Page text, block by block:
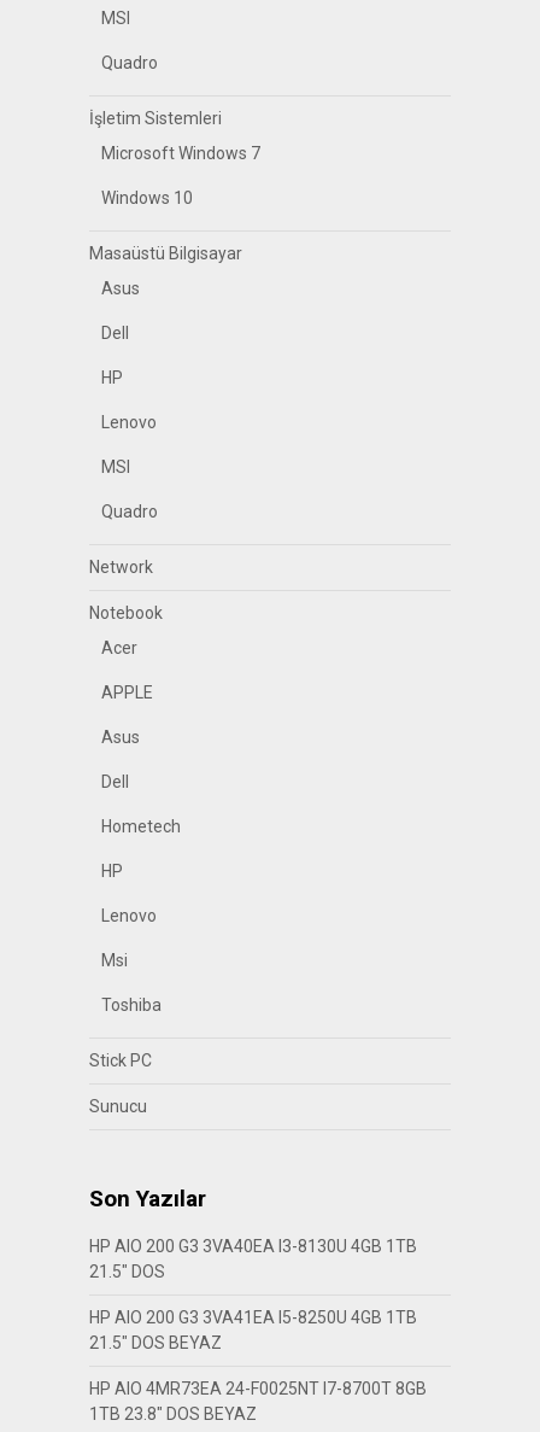
MSI
Quadro
İşletim Sistemleri
Microsoft Windows 7
Windows 10
Masaüstü Bilgisayar
Asus
Dell
HP
Lenovo
MSI
Quadro
Network
Notebook
Acer
APPLE
Asus
Dell
Hometech
HP
Lenovo
Msi
Toshiba
Stick PC
Sunucu
Son Yazılar
HP AIO 200 G3 3VA40EA I3-8130U 4GB 1TB
21.5″ DOS
HP AIO 200 G3 3VA41EA I5-8250U 4GB 1TB
21.5″ DOS BEYAZ
HP AIO 4MR73EA 24-F0025NT I7-8700T 8GB
1TB 23.8″ DOS BEYAZ